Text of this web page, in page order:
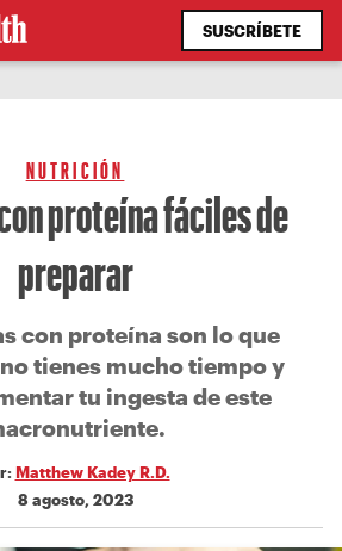
SUSCRÍBETE
NUTRICIÓN
proteína fáciles de
preparar
con proteína son lo que
tienes mucho tiempo y
tu ingesta de este
Matthew Kadey R.D.
8 agosto, 2023